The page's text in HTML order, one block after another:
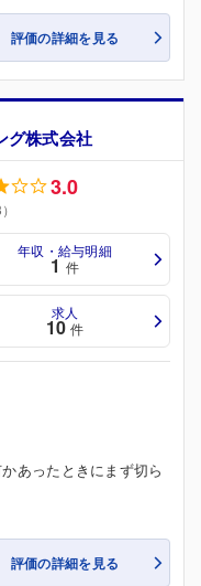
評価の詳細を見る
グ株式会社
3.0
年収・給与明細
1 件
求人
10 件
あったときにまず切ら
評価の詳細を見る